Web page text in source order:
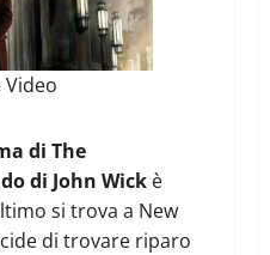
Video
di The
di John Wick è
si trova a New
di trovare riparo